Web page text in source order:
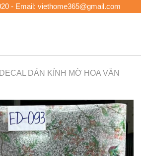
- Email: viethome365@gmail.com
DECAL DÁN KÍNH MỜ HOA VĂN